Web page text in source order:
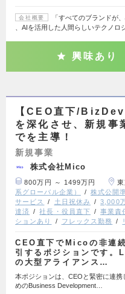
会社概要
「すべてのブランドが
、AIを活用した人間らしいテクノロ
興味あり
【CEO直下/
を深化させ、新規事
でを主導！
新規事業
株式会社Mico
800万円 ～ 1499万円
系グローバル企業）
株式公開
サービス
土日祝休み 3,000
達済
社長・役員直下 事業責
ションあり
フレックス勤務
CEO直下でMicoの非連
引するポジションです。
の大型アライアンス…
本ポジションは、CEOと緊密に連
めのBusiness Development…